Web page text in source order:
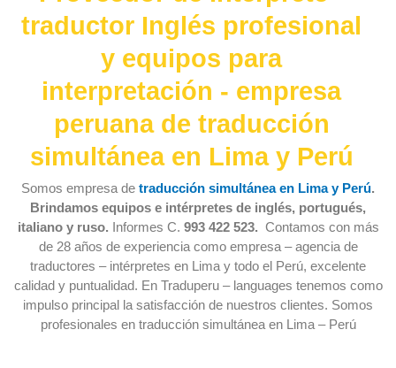
traductor Inglés profesional
y equipos para
interpretación - empresa
peruana de traducción
simultánea en Lima y Perú
Somos empresa de traducción simultánea en Lima y Perú.
Brindamos equipos e intérpretes de inglés, portugués,
italiano y ruso. Informes C. 993 422 523. Contamos con más
de 28 años de experiencia como empresa – agencia de
traductores – intérpretes en Lima y todo el Perú, excelente
calidad y puntualidad. En Traduperu – languages tenemos como
impulso principal la satisfacción de nuestros clientes. Somos
profesionales en traducción simultánea en Lima – Perú